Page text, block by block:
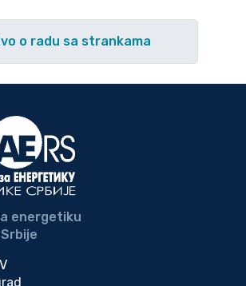
o radu sa strankama
energetiku